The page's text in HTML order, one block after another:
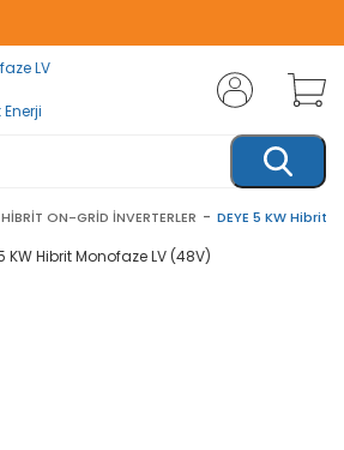
HİBRİT ON-GRİD İNVERTERLER DEYE 5 KW Hibrit